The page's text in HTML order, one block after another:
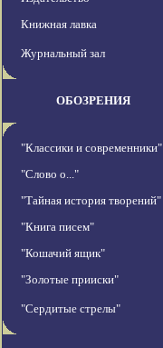
Книжная лавка
Журнальный зал
ОБОЗРЕНИЯ
"Классики и современники"
"Слово о..."
"Тайная история творений"
"Книга писем"
"Кошачий ящик"
"Золотые прииски"
"Сердитые стрелы"